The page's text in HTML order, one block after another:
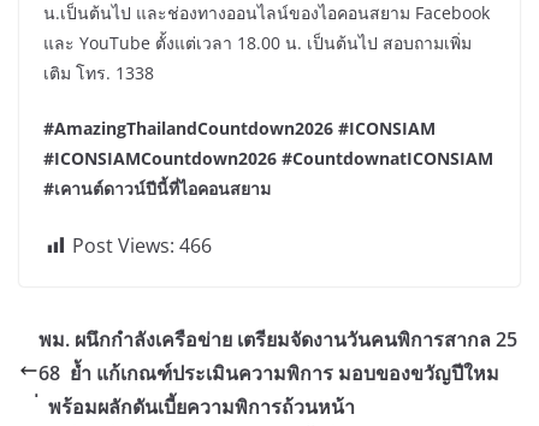
น.เป็นต้นไป และช่องทางออนไลน์ของไอคอนสยาม Facebook
และ YouTube ตั้งแต่เวลา 18.00 น. เป็นต้นไป สอบถามเพิ่ม
เติม โทร. 1338
#AmazingThailandCountdown2026 #ICONSIAM
#ICONSIAMCountdown2026 #CountdownatICONSIAM
#เคานต์ดาวน์ปีนี้ที่ไอคอนสยาม
Post Views: 466
พม. ผนึกกำลังเครือข่าย เตรียมจัดงานวันคนพิการสากล 25
68 ย้ำ แก้เกณฑ์ประเมินความพิการ มอบของขวัญปีใหม
่ พร้อมผลักดันเบี้ยความพิการถ้วนหน้า